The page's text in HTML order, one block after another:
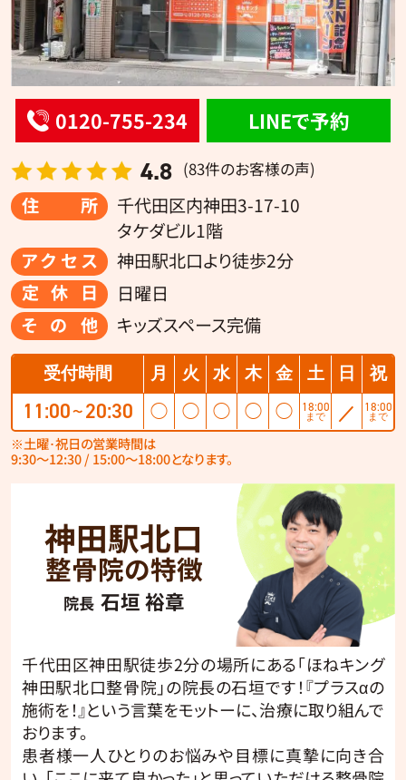
4.8 (83件のお客様の声)
住所
千代田区内神田3-17-10
タケダビル1階
アクセス
神田駅北口より徒歩2分
定休日
日曜日
その他
キッズスペース完備
0120-755-234 LINEで予約
受付時間 月 火 水 木 金 土 日 祝
11:00 〜 20:30 ◯ ◯ ◯ ◯ ◯ 18:00
まで ／ 18:00
まで
※土曜･祝日の営業時間は
9:30〜12:30 / 15:00〜18:00となります。
神田駅北口
整骨院の特徴
院長 石垣 裕章
千代田区神田駅徒歩2分の場所にある「ほねキング
神田駅北口整骨院」の院長の石垣です！『プラスαの
施術を！』という言葉をモットーに、治療に取り組んで
おります。
患者様一人ひとりのお悩みや目標に真摯に向き合